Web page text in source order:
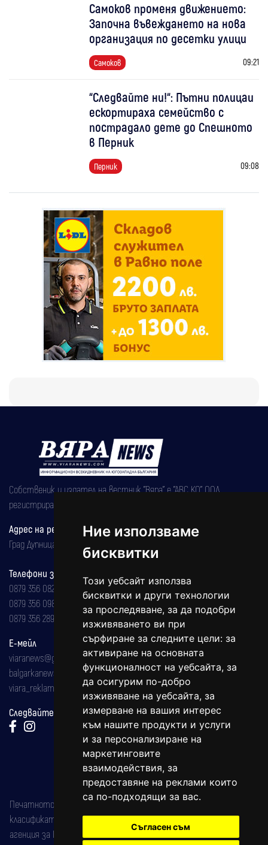
Ние използваме
бисквитки
Този уебсайт използва
бисквитки и други технологии
за проследяване, за да подобри
изживяването ви при
сърфиране за следните цели: за
активиране на основната
функционалност на уебсайта, за
да осигурим по-добро
изживяване на уебсайта, за
измерване на вашия интерес
към нашите продукти и услуги
и за персонализиране на
маркетинговите
взаимодействия, за
предоставяне на реклами които
са по-подходящи за вас.
Съгласен съм
Самоков променя движението:
Започна въвеждането на нова
организация по десетки улици
Самоков 09:21
“Следвайте ни!“: Пътни полицаи
ескортираха семейство с
пострадало дете до Спешното
в Перник
Перник 09:08
Собственик и издател на вестник "Вяра" е "АВС КО" ООД,
регистрирана на 08.05.2002 година.
Адрес на редакцията
Град Дупница, ул.''Христо Ботев" 43
Телефони за реклама и абонаменти
0879 356 082
0879 356 098
0879 356 289
Е-мейл
viaranews@gmail.com
balgarkanews@gmail.com
viara_reklama@mail.bg
Следвайте ни:
Печатното издание на вестника е регистрирано в националния
класификатор на печатните издания (Българска национална
агенция за ISSN) под номер: ISSN 1312-4722.